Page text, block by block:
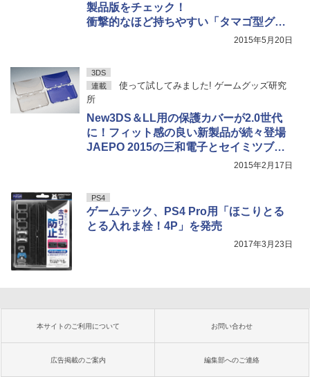
製品版をチェック！
衝撃的なほど持ちやすい「タマゴ型グリ
ップ」や、「貼れるタッチペン」を試し
2015年5月20日
3DS
連載
使って試してみました! ゲームグッズ研究
所
New3DS＆LL用の保護カバーが2.0世代
に！フィット感の良い新製品が続々登場
JAEPO 2015の三和電子とセイミツブー
2015年2月17日
PS4
ゲームテック、PS4 Pro用「ほこりとる
とる入れま栓！4P」を発売
2017年3月23日
本サイトのご利用について お問い合わせ
広告掲載のご案内 編集部へのご連絡